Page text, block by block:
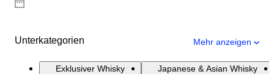
Unterkategorien Mehr anzeigen
Exklusiver Whisky Japanese & Asian Whisky